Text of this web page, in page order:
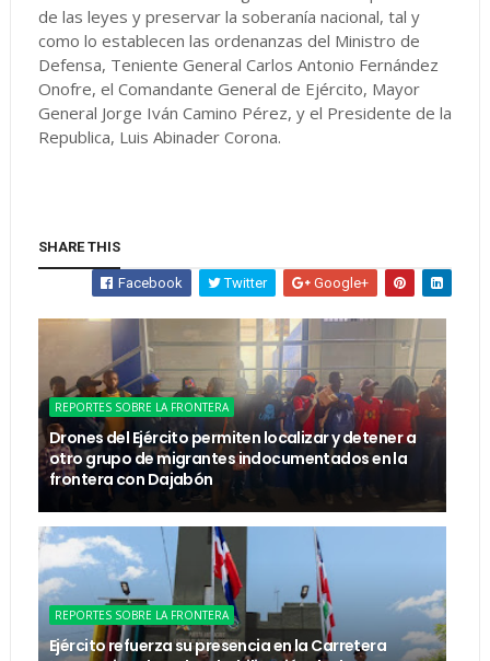
de las leyes y preservar la soberanía nacional, tal y
como lo establecen las ordenanzas del Ministro de
Defensa, Teniente General Carlos Antonio Fernández
Onofre, el Comandante General de Ejército, Mayor
General Jorge Iván Camino Pérez, y el Presidente de la
Republica, Luis Abinader Corona.
SHARE THIS
Facebook Twitter Google+
REPORTES SOBRE LA FRONTERA
Drones del Ejército permiten localizar y detener a
otro grupo de migrantes indocumentados en la
frontera con Dajabón
REPORTES SOBRE LA FRONTERA
Ejército refuerza su presencia en la Carretera